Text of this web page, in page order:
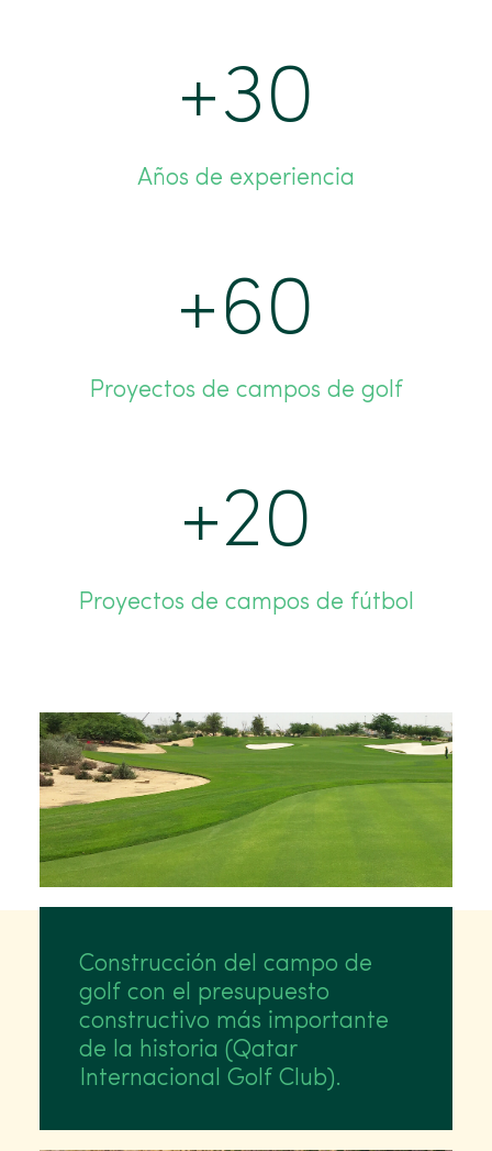
+30
Años de experiencia
+60
Proyectos de campos de golf
+20
Proyectos de campos de fútbol
Construcción del campo de
golf con el presupuesto
constructivo más importante
de la historia (Qatar
Internacional Golf Club).